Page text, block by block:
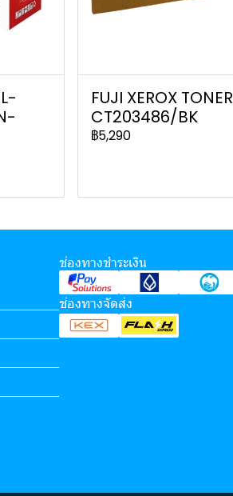
FUJI XEROX TONER
CT203486/BK
฿5,290
ช่องทางชำระเงิน
ช่องทางจัดส่ง